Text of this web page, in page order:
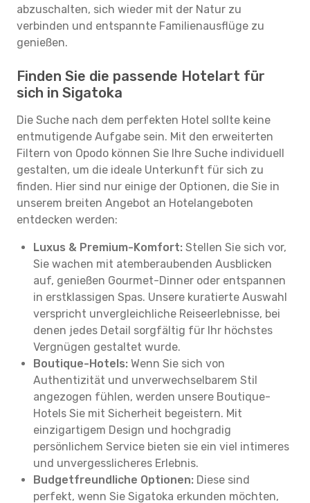
abzuschalten, sich wieder mit der Natur zu
verbinden und entspannte Familienausflüge zu
genießen.
Finden Sie die passende Hotelart für
sich in Sigatoka
Die Suche nach dem perfekten Hotel sollte keine
entmutigende Aufgabe sein. Mit den erweiterten
Filtern von Opodo können Sie Ihre Suche individuell
gestalten, um die ideale Unterkunft für sich zu
finden. Hier sind nur einige der Optionen, die Sie in
unserem breiten Angebot an Hotelangeboten
entdecken werden:
Luxus & Premium-Komfort: Stellen Sie sich vor,
Sie wachen mit atemberaubenden Ausblicken
auf, genießen Gourmet-Dinner oder entspannen
in erstklassigen Spas. Unsere kuratierte Auswahl
verspricht unvergleichliche Reiseerlebnisse, bei
denen jedes Detail sorgfältig für Ihr höchstes
Vergnügen gestaltet wurde.
Boutique-Hotels: Wenn Sie sich von
Authentizität und unverwechselbarem Stil
angezogen fühlen, werden unsere Boutique-
Hotels Sie mit Sicherheit begeistern. Mit
einzigartigem Design und hochgradig
persönlichem Service bieten sie ein viel intimeres
und unvergesslicheres Erlebnis.
Budgetfreundliche Optionen: Diese sind
perfekt, wenn Sie Sigatoka erkunden möchten,